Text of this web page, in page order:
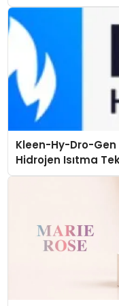
Kleen-Hy-Dro-Gen
Hidrojen Isıtma
Düzenleyici